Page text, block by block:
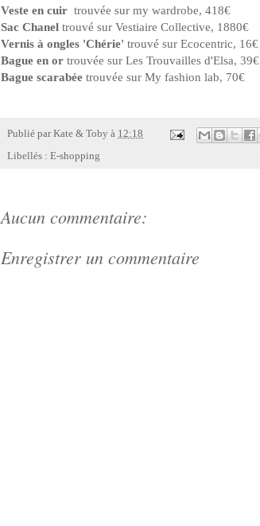
Veste en cuir trouvée sur my wardrobe, 418€
Sac Chanel trouvé sur Vestiaire Collective, 1880€
Vernis à ongles 'Chérie' trouvé sur Ecocentric, 16€
Bague en or trouvée sur Les Trouvailles d'Elsa, 39€
Bague scarabée trouvée sur My fashion lab, 70€
Publié parKate & Toby à 12:18
Libellés : E-shopping
Aucun commentaire:
Enregistrer un commentaire